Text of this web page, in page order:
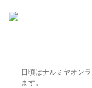
日頃はナルミヤオン
ます。